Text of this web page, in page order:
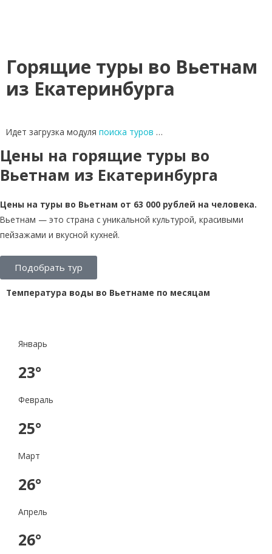
Горящие туры во Вьетнам
из Екатеринбурга
Идет загрузка модуля поиска туров …
Цены на горящие туры во
Вьетнам из Екатеринбурга
Цены на туры во Вьетнам от 63 000 рублей на человека.
Вьетнам — это страна с уникальной культурой, красивыми
пейзажами и вкусной кухней.
Подобрать тур
Температура воды во Вьетнаме по месяцам
Январь
23°
Февраль
25°
Март
26°
Апрель
26°